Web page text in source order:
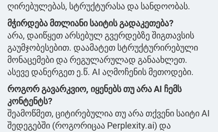
ღირებულებას, სტრუქტურასა და სანდოობას.
მჭირდება მთლიანი საიტის გადაკეთება?
არა, დაიწყეთ არსებულ გვერდებზე შიგთავსის
გაუმჯობესებით. დაამატეთ სტრუქტურირებული
მონაცემები და რეგულარულად განაახლეთ.
ასევე დანერგეთ ე.წ. AI აღმოჩენის მეთოდები.
როგორ გავარკვიო, იყენებს თუ არა AI ჩემს
კონტენტს?
შეამოწმეთ, ციტირებულია თუ არა თქვენი საიტი AI
შედეგებში (როგორიცაა Perplexity.ai) და